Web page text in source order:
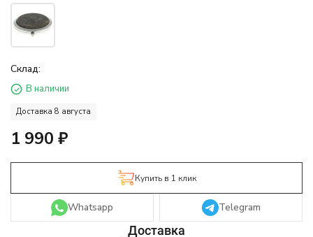
Склад:
В наличии
Доставка 8 августа
1 990 ₽
Купить в 1 клик
Whatsapp Telegram